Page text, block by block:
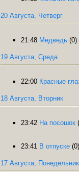
20 Августа, Четверг
21:48 Медведь (0)
19 Августа, Среда
22:00 Красные
18 Августа, Вторник
23:42 На посошок
23:41 В отпуске (0)
17 Августа, Понедельник